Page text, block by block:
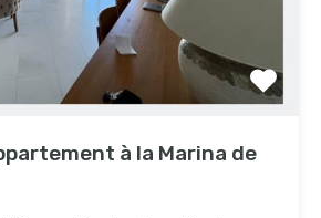
à la Marina de